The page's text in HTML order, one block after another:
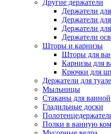
Другие держатели
Держатели
Держатели
Держатели
Держатели
Шторы и карнизы
Шторы для
Карнизы для
Крючки для
Держатели для
Мыльницы
Стаканы для ванной
Гладильные доски
Полки в ванную